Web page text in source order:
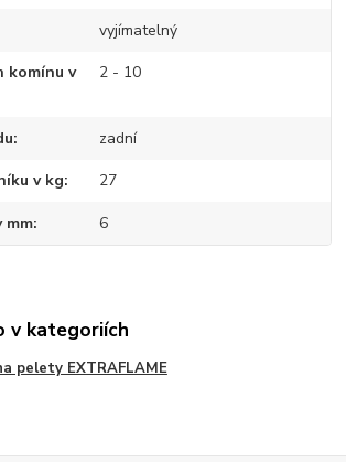
vyjímatelný
komínu v
2 - 10
zadní
v kg 27
mm 6
v kategoriích
pelety EXTRAFLAME